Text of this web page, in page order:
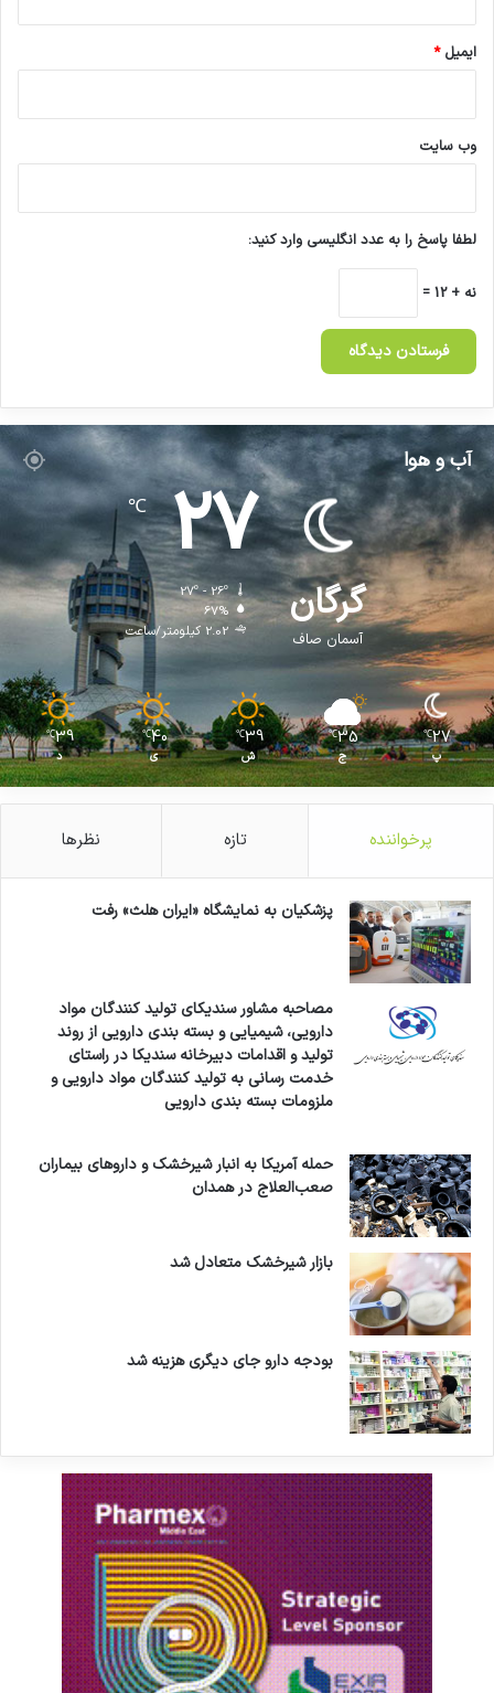
ایمیل*
وب‌ سایت
لطفا پاسخ را به عدد انگلیسی وارد کنید:
نه + 12 =
آب و هوا
گرگان
آسمان صاف
27
℃
27º - 26º
67%
2.02 کیلومتر/ساعت
27
℃
پ
35
℃
ج
39
℃
ش
40
℃
ی
39
℃
د
پرخواننده تازه نظرها
پزشکیان به نمایشگاه «ایران هلث» رفت
مصاحبه مشاور سندیکای تولید کنندگان مواد
دارویی، شیمیایی و بسته بندی دارویی از روند
تولید و اقدامات دبیرخانه سندیکا در راستای
خدمت رسانی به تولید کنندگان مواد دارویی و
ملزومات بسته بندی دارویی
حمله آمریکا به انبار شیرخشک و داروهای بیماران
صعب‌العلاج در همدان
بازار شیرخشک متعادل شد
بودجه دارو جای دیگری هزینه شد